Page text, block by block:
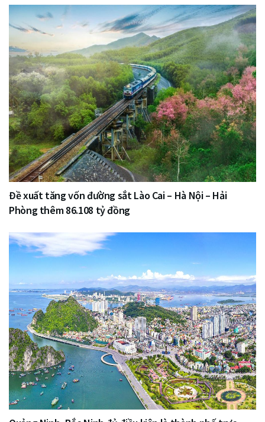
Đề xuất tăng vốn đường sắt Lào Cai – Hà Nội – Hải
Phòng thêm 86.108 tỷ đồng